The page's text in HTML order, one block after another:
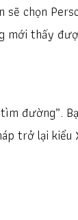
chọn
mới thấy
đường”.
trở lại kiểu